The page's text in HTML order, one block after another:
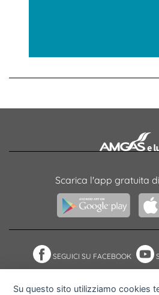
Scarica l'app gratuita
SEGUICI SU FACEBOOK
Su questo sito utilizziamo cookies